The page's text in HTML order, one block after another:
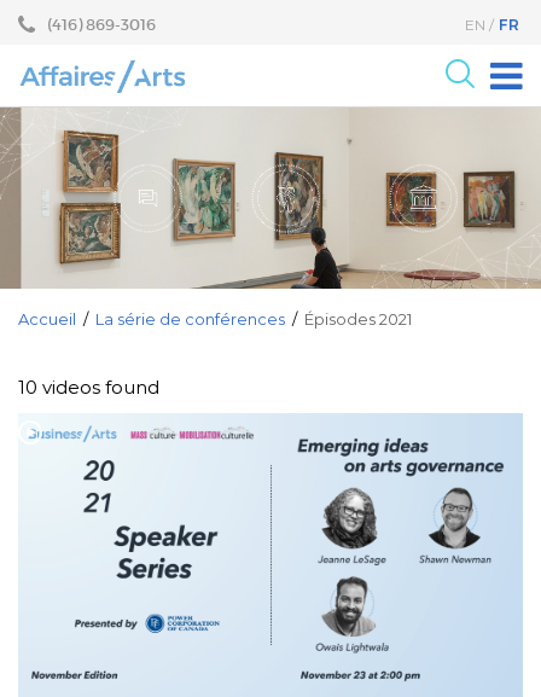
Aller
Sauter
principal
(416) 869-3016 EN FR
Pour le milieu des Affaires
Recherche
Programmes
Événements
Accueil / La série de conférences / Épisodes 2021
10 videos found